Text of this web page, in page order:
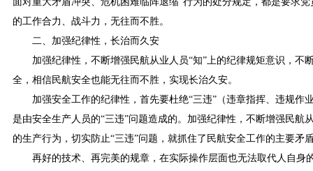
的工作合力、战斗力，无往而不胜。
二、加强纪律性，长治而久安
加强纪律性，不断增强民航从业人员“知”上的纪律规矩意识，
全，相信民航安全也能无往而不胜，实现长治久安。
加强安全工作的纪律性，首先要杜绝“三违”（违章指挥、违规
是由安全生产人员的“三违”问题造成的。加强纪律性，不断增强民
的生产行为，切实防止“三违”问题，就抓住了民航安全工作的主要矛
再好的技术、再完美的规章，在实际操作层面也无法取代人自